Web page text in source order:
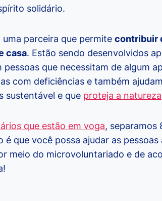
solidário.
parceira que permite contribuir
casa. Estão sendo desenvolvidos
que necessitam de algum
com deficiências e também
sustentável e que proteja a natureza
que estão em voga, separamos
é que você possa ajudar as
meio do microvoluntariado e de